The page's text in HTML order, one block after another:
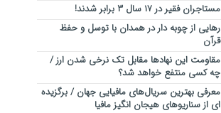
مستاجران فقیر در ۱۷ سال ۳ برابر شدند!
رهایی از چوبه دار در همدان با توسل و حفظ
قرآن
مقاومت این نهادها مقابل تک نرخی شدن ارز /
چه کسی منتفع خواهد شد؟
معرفی بهترین سریال‌های مافیایی جهان / برگزیده
ای از سناریوهای هیجان انگیز مافیا